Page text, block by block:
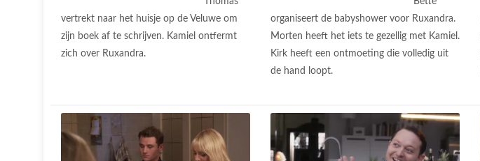
vertrekt naar het huisje op de Veluwe om
zijn boek af te schrijven. Kamiel ontfermt
zich over Ruxandra.
organiseert de babyshower voor Ruxandra.
Morten heeft het iets te gezellig met Kamiel.
Kirk heeft een ontmoeting die volledig uit
de hand loopt.